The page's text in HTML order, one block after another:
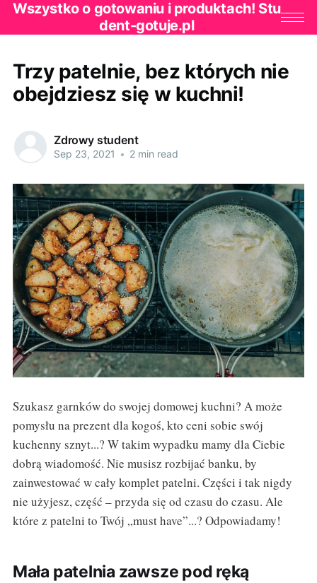
Wszystko o gotowaniu i produktach! Stu
dent-gotuje.pl
Trzy patelnie, bez których nie
obejdziesz się w kuchni!
Zdrowy student
Sep 23, 2021 • 2 min read
Szukasz garnków do swojej domowej kuchni? A może
pomysłu na prezent dla kogoś, kto ceni sobie swój
kuchenny sznyt...? W takim wypadku mamy dla Ciebie
dobrą wiadomość. Nie musisz rozbijać banku, by
zainwestować w cały komplet patelni. Części i tak nigdy
nie użyjesz, część – przyda się od czasu do czasu. Ale
które z patelni to Twój „must have”...? Odpowiadamy!
Mała patelnia zawsze pod ręką